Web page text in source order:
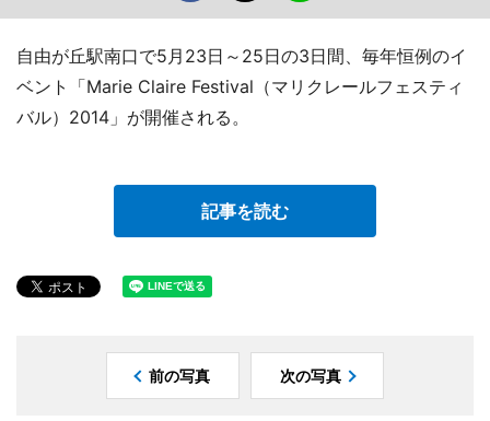
自由が丘駅南口で5月23日～25日の3日間、毎年恒例のイ
ベント「Marie Claire Festival（マリクレールフェスティ
バル）2014」が開催される。
記事を読む
前の写真 次の写真